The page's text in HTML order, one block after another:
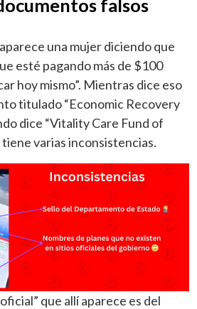
falsos
una mujer diciendo que
esté pagando más de $100
hoy mismo”. Mientras dice eso
titulado “Economic Recovery
dice “Vitality Care Fund of
varias inconsistencias.
que allí aparece es del